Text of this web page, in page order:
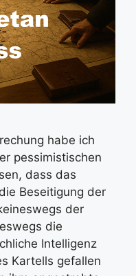
habe ich
pessimistischen
dass das
Beseitigung der
der
die
Intelligenz
Kartells gefallen